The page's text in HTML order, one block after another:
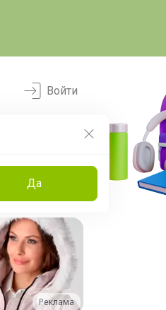
Да
Войти
Эксперты
Реклама